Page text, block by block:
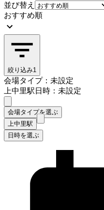
並び替え
おすすめ順
絞り込み1
会場タイプ：未設定
上中里駅日時：未設定
会場タイプを選ぶ
上中里駅
日時を選ぶ